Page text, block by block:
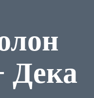
Дека